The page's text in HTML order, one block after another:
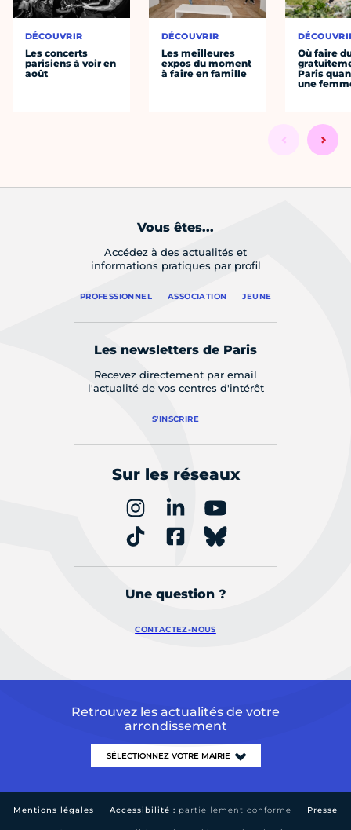
DÉCOUVRIR
Les concerts
parisiens à voir en
août
DÉCOUVRIR
Les meilleures
expos du moment
à faire en famille
Où faire
Paris
une
Vous êtes...
Accédez à des actualités et
informations pratiques par profil
PROFESSIONNEL ASSOCIATION JEUNE
Les newsletters de Paris
Recevez directement par email
l'actualité de vos centres d'intérêt
S'INSCRIRE
Sur les réseaux
Une question ?
CONTACTEZ-NOUS
Retrouvez les actualités de votre
arrondissement
Mentions légales Accessibilité : partiellement conforme Presse